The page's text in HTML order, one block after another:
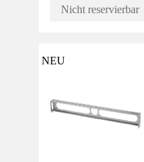
Nicht reservierbar
NEU